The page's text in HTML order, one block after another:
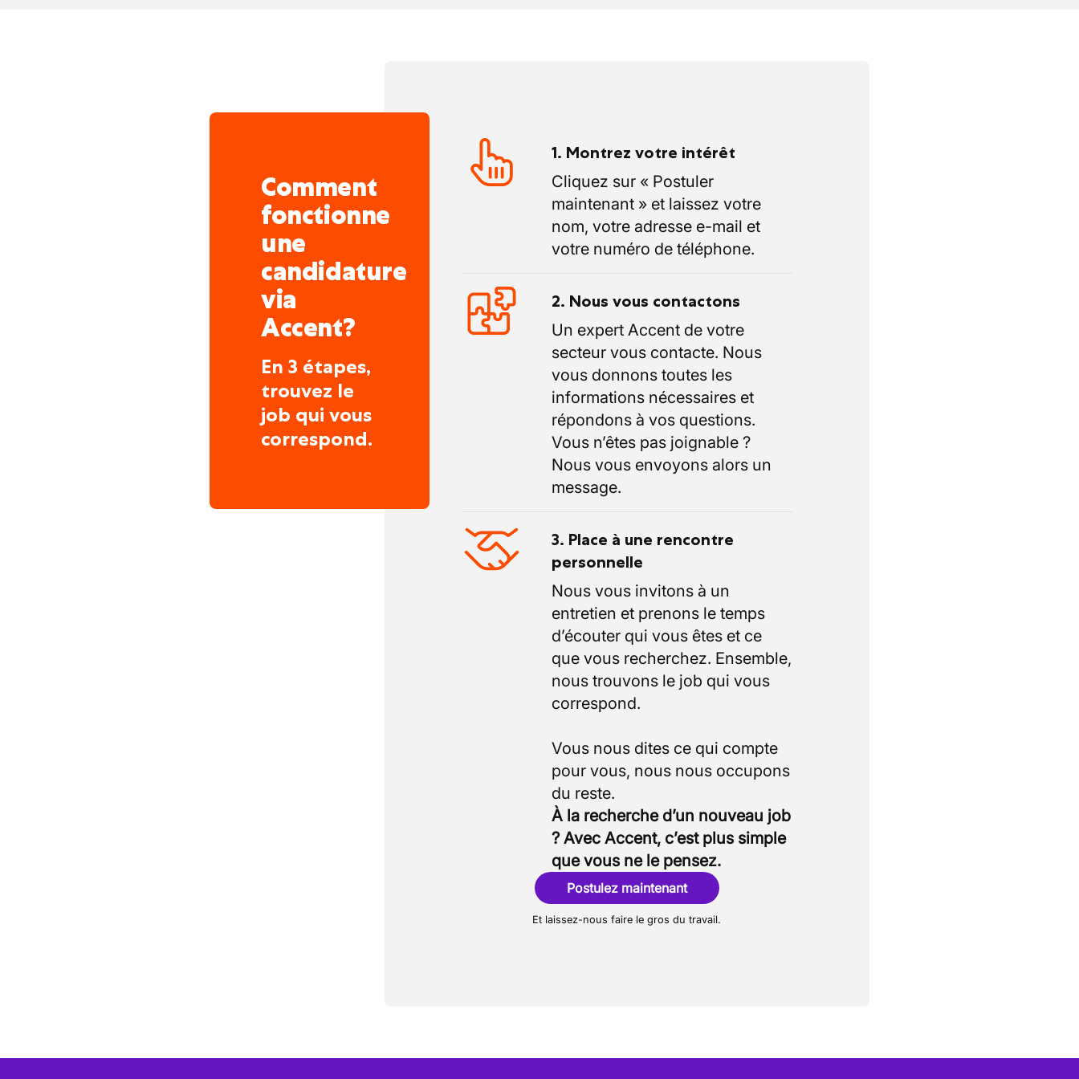
Comment
fonctionne
une
candidature
via
Accent?
En 3 étapes,
trouvez le
job qui vous
correspond.
1. Montrez votre intérêt
Cliquez sur « Postuler
maintenant » et laissez votre
nom, votre adresse e-mail et
votre numéro de téléphone.
2. Nous vous contactons
Un expert Accent de votre
secteur vous contacte. Nous
vous donnons toutes les
informations nécessaires et
répondons à vos questions.
Vous n’êtes pas joignable ?
Nous vous envoyons alors un
message.
3. Place à une rencontre
personnelle
Nous vous invitons à un
entretien et prenons le temps
d’écouter qui vous êtes et ce
que vous recherchez. Ensemble,
nous trouvons le job qui vous
correspond.
Vous nous dites ce qui compte
pour vous, nous nous occupons
À la recherche d’un nouveau job
? Avec Accent, c’est plus simple
que vous ne le pensez.
Postulez maintenant
Et laissez-nous faire le gros du travail.